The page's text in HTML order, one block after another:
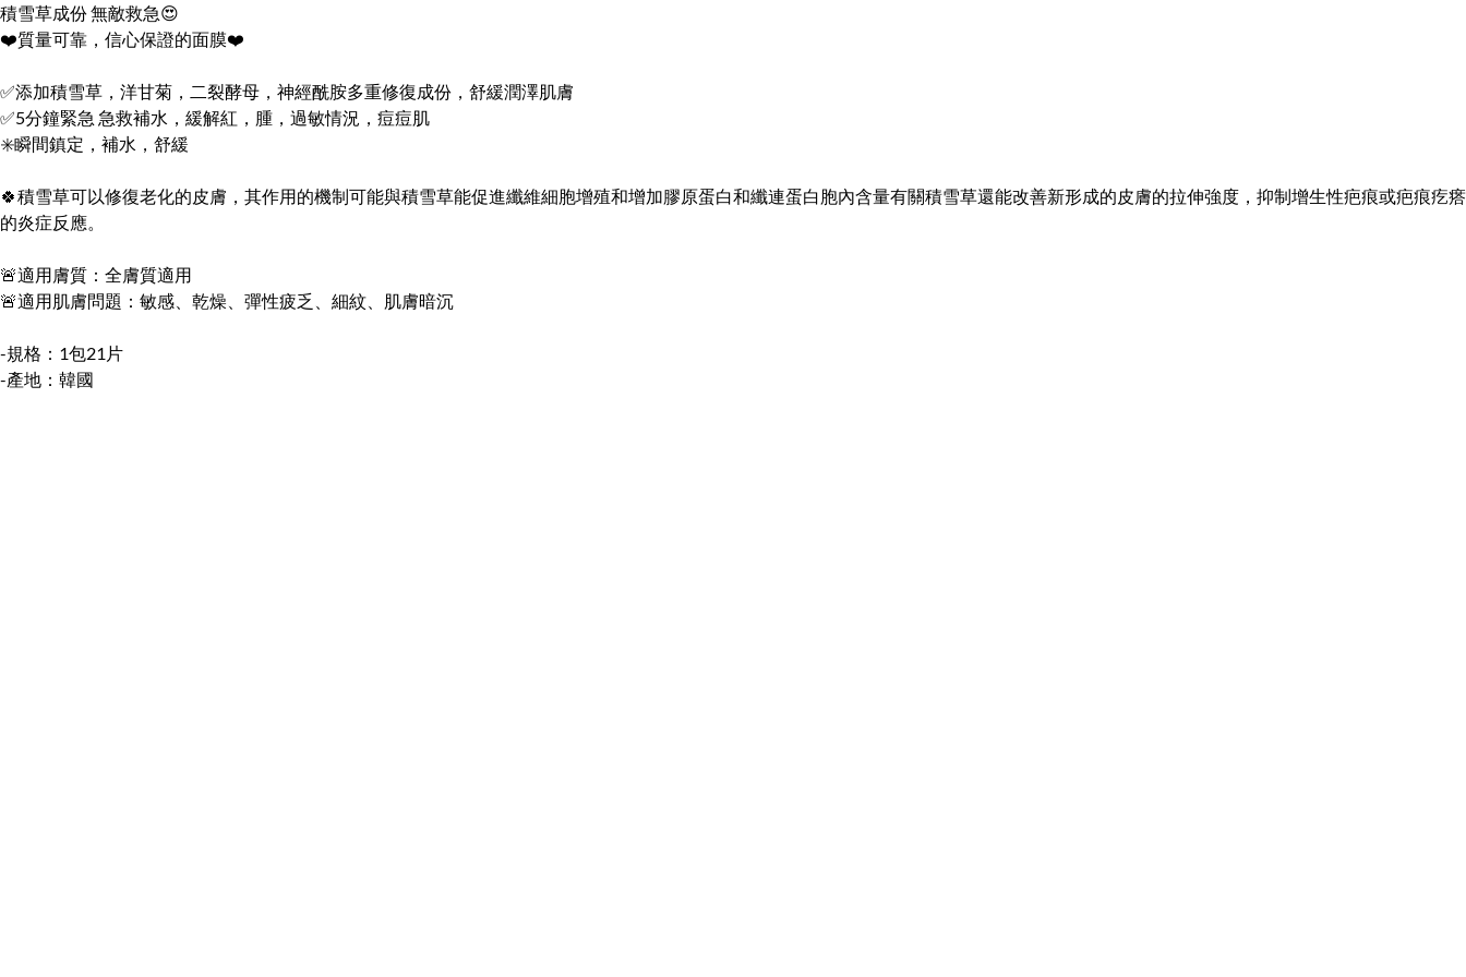
積雪草成份 無敵救急😍
❤️質量可靠，信心保證的面膜❤️
✅添加積雪草，洋甘菊，二裂酵母，神經酰胺多重修復成份，舒緩潤澤肌膚
✅5分鐘緊急 急救補水，緩解紅，腫，過敏情況，痘痘肌
✳️瞬間鎮定，補水，舒緩
🍀積雪草可以修復老化的皮膚，其作用的機制可能與積雪草能促進纖維細胞增殖和增加膠原蛋白和纖連蛋白胞內含量有關積雪草還能改善新形成的皮膚的拉伸強度，抑制增生性疤痕或疤痕疙瘩
的炎症反應。
🚨適用膚質：全膚質適用
🚨適用肌膚問題：敏感、乾燥、彈性疲乏、細紋、肌膚暗沉
-規格：1包21片
-產地：韓國